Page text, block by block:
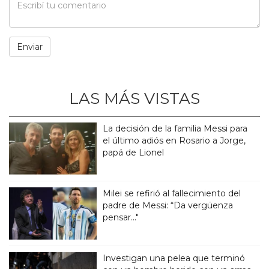
LAS MÁS VISTAS
La decisión de la familia Messi para
el último adiós en Rosario a Jorge,
papá de Lionel
Milei se refirió al fallecimiento del
padre de Messi: “Da vergüenza
pensar..."
Investigan una pelea que terminó